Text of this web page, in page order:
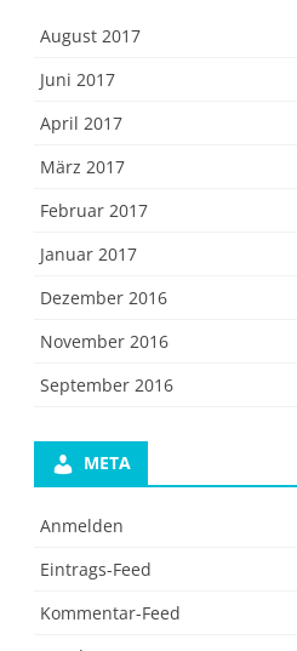
August 2017
Juni 2017
April 2017
März 2017
Februar 2017
Januar 2017
Dezember 2016
November 2016
September 2016
META
Anmelden
Eintrags-Feed
Kommentar-Feed